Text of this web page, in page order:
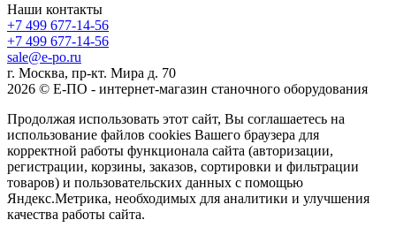
Наши контакты
+7 499 677-14-56
+7 499 677-14-56
sale@e-po.ru
г. Москва, пр-кт. Мира д. 70
2026 © Е-ПО - интернет-магазин станочного оборудования
Продолжая использовать этот сайт, Вы соглашаетесь на
использование файлов cookies Вашего браузера для
корректной работы функционала сайта (авторизации,
регистрации, корзины, заказов, сортировки и фильтрации
товаров) и пользовательских данных с помощью
Яндекс.Метрика, необходимых для аналитики и улучшения
качества работы сайта.